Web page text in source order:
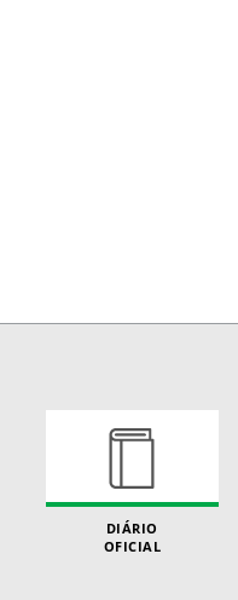
DIÁRIO
OFICIAL